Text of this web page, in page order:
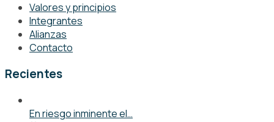
Valores y principios
Integrantes
Alianzas
Contacto
Recientes
En riesgo inminente el…